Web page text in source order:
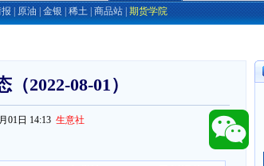
原油 金银 稀土 商品站 期货学院
2022-08-01）
01日 14:13 生意社